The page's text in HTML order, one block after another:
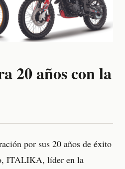
20 años con la
por sus 20 años de éxito
ITALIKA, líder en la